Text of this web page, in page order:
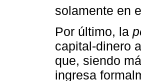
solamente en
Por último, la
capital-dinero
que, siendo
ingresa